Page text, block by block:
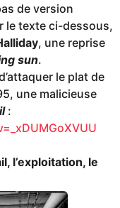
de version
le texte ci-dessous,
, une reprise
sun.
le plat de
une malicieuse
:
le